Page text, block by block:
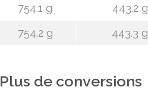
754.1 g 443.2 g
754.2 g 443.3 g
Plus de conversions